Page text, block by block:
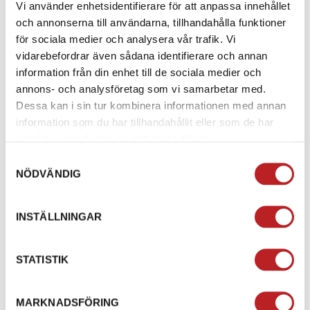
Vi använder enhetsidentifierare för att anpassa innehållet
och annonserna till användarna, tillhandahålla funktioner
för sociala medier och analysera vår trafik. Vi
vidarebefordrar även sådana identifierare och annan
information från din enhet till de sociala medier och
annons- och analysföretag som vi samarbetar med.
Dessa kan i sin tur kombinera informationen med annan
information som du har tillhandahållit eller som de har
NÖDVÄNDIG
INSTÄLLNINGAR
STATISTIK
MARKNADSFÖRING
demontering. För maximal sikt i alla väder ingår
dessutomPINLOCK® 120 XLT MAXVISION™, som
effektivt motverkar imma.
Säkerheten står i fokus med funktioner som
EMERGENCY RELEASE SYSTEMför snabb och säker
avtagning vid olycka,MICROMETRISKT
METALLSPÄNNE, förstärkt hakrem samt
kanaliserat EPS, vilket ger ett jämnt luftflöde och
minskar värmeuppbyggnad även vid varmare körning.
Invändigt är Challenger II försedd med ett exklusivt
snabbtorkande. Materialet är både hypoallergent och
antibakteriellt, vilket säkerställer långvarig fräschör
INTERCOMoch finns i tre skalstorlekar:
2XS–S, M–L